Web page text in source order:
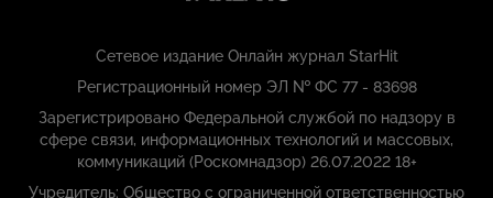
Интересное
• Олег Шепс — самый молодой победитель «Битвы
экстрасенсов» среди мужчин на момент своей
победы в 2020 году.
Сетевое издание Онлайн журнал StarHit
Регистрационный номер ЭЛ № ФС 77 - 83698
Зарегистрировано Федеральной службой по надзору в
сфере связи, информационных технологий и массовых,
коммуникаций (Роскомнадзор) 26.07.2022 18+
Учредитель: Общество с ограниченной ответственностью